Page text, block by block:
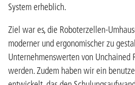
System erheblich.
Ziel war es, die Roboterzellen-
moderner und ergonomischer zu
Unternehmenswerten von Unchained
werden. Zudem haben wir ein